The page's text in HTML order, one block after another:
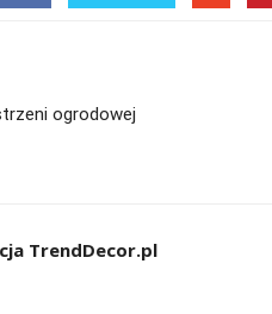
ogrodowej
TrendDecor.pl